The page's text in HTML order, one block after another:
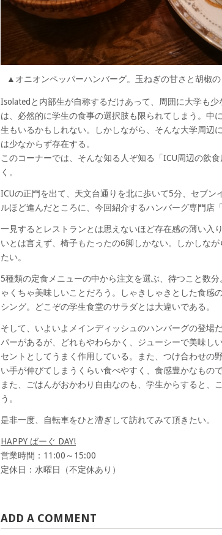
▲オニオンペッパーハンバーグ。玉ねぎの甘さと胡椒
Isolatedと内部生が自称するだけあって、周囲に大学も
は、必然的に学生の食事の選択肢も限られてしまう。中
生もいるかもしれない。しかしながら、そんな大学周辺
は少なからず存在する。
このコーナーでは、そんな知る人ぞ知る「ICU周辺の飲
く。
ICUの正門を出て、天文台通りを北に歩いて5分、セブン
ルほど進んだところに、今回紹介するハンバーグ専門店
一見するとレストランとは思えないほど存在感の薄い入
いとは言えず、椅子もたったの6脚しかない。しかしな
たい。
5種類の定食メニューの中から注文を選ぶ、待つこと数
ゃくちゃ美味しいことだろう。しゃきしゃきとした食感
シング。どこぞの学生食堂のサラダとは大違いである。
そして、いよいよメインディッシュのハンバーグの登場
パーがあるが、どれもやわらかく、ジューシーで美味し
セントとしてうまく作用している。また、つけ合わせの
い手が伸びてしまうくらい食べやすく、食感豊かなもので
また、ごはんがおかわり自由なのも、学生からすると、
う。
是非一度、自転車をひと漕ぎして訪れてみて頂きたい。
HAPPY ばーぐ DAY!
営業時間：11:00～15:00
定休日：水曜日（不定休あり）
ADD A COMMENT